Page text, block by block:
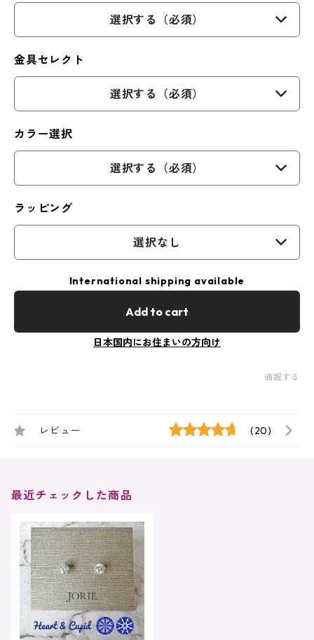
選択する（必須）
金具セレクト
選択する（必須）
カラー選択
選択する（必須）
ラッピング
選択なし
International shipping available
Add to cart
日本国内にお住まいの方向け
通報する
レビュー (20)
最近チェックした商品